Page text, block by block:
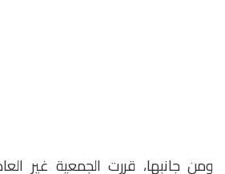
ومن جانبها، قررت الجمعية غير